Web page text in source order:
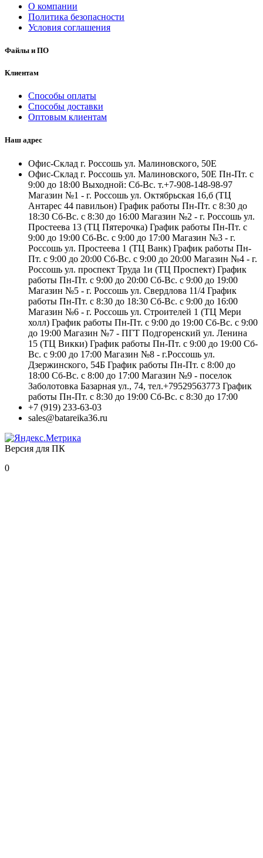
О компании
Политика безопасности
Условия соглашения
Файлы и ПО
Клиентам
Способы оплаты
Способы доставки
Оптовым клиентам
Наш адрес
Офис-Склад г. Россошь ул. Малиновского, 50Е
Офис-Склад г. Россошь ул. Малиновского, 50Е Пн-Пт. с
9:00 до 18:00 Выходной: Сб-Вс. т.+7-908-148-98-97
Магазин №1 - г. Россошь ул. Октябрьская 16,б (ТЦ
Антарес 44 павильон) График работы Пн-Пт. с 8:30 до
18:30 Сб-Вс. с 8:30 до 16:00 Магазин №2 - г. Россошь ул.
Простеева 13 (ТЦ Пятерочка) График работы Пн-Пт. с
9:00 до 19:00 Сб-Вс. с 9:00 до 17:00 Магазин №3 - г.
Россошь ул. Простеева 1 (ТЦ Ванк) График работы Пн-
Пт. с 9:00 до 20:00 Сб-Вс. с 9:00 до 20:00 Магазин №4 - г.
Россошь ул. проспект Труда 1и (ТЦ Проспект) График
работы Пн-Пт. с 9:00 до 20:00 Сб-Вс. с 9:00 до 19:00
Магазин №5 - г. Россошь ул. Свердлова 11/4 График
работы Пн-Пт. с 8:30 до 18:30 Сб-Вс. с 9:00 до 16:00
Магазин №6 - г. Россошь ул. Строителей 1 (ТЦ Мери
холл) График работы Пн-Пт. с 9:00 до 19:00 Сб-Вс. с 9:00
до 19:00 Магазин №7 - ПГТ Подгоренский ул. Ленина
15 (ТЦ Викки) График работы Пн-Пт. с 9:00 до 19:00 Сб-
Вс. с 9:00 до 17:00 Магазин №8 - г.Россошь ул.
Дзержинского, 54Б График работы Пн-Пт. с 8:00 до
18:00 Сб-Вс. с 8:00 до 17:00 Магазин №9 - поселок
Заболотовка Базарная ул., 74, тел.+79529563773 График
работы Пн-Пт. с 8:30 до 19:00 Сб-Вс. с 8:30 до 17:00
+7 (919) 233-63-03
sales@batareika36.ru
Версия для ПК
0